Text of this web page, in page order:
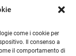
come i cookie per
Il consenso a
il comportamento di